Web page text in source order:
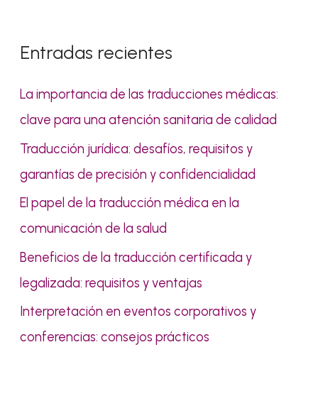
a
r
p
Entradas recientes
La importancia de las traducciones médicas:
clave para una atención sanitaria de calidad
Traducción jurídica: desafíos, requisitos y
garantías de precisión y confidencialidad
El papel de la traducción médica en la
comunicación de la salud
Beneficios de la traducción certificada y
legalizada: requisitos y ventajas
Interpretación en eventos corporativos y
conferencias: consejos prácticos